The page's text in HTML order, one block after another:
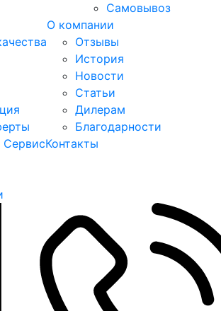
Самовывоз
О компании
Отзывы
История
Новости
Статьи
Дилерам
Благодарности
СервисКонтакты